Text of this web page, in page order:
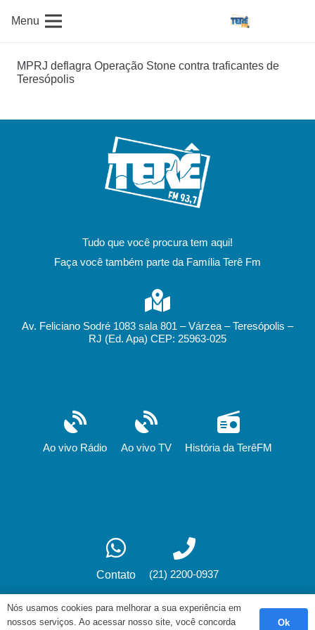
Menu
MPRJ deflagra Operação Stone contra traficantes de
Teresópolis
Tudo que você procura tem aqui!
Faça você também parte da Família Terê Fm
Av. Feliciano Sodré 1083 sala 801 – Várzea – Teresópolis –
RJ (Ed. Apa) CEP: 25963-025
Ao vivo Rádio Ao vivo TV História da TerêFM
Contato (21) 2200-0937
Desenvolvimento: fox.art.br
Nós usamos cookies para melhorar a sua experiência em
nossos serviços. Ao acessar nosso site, você concorda
Ok